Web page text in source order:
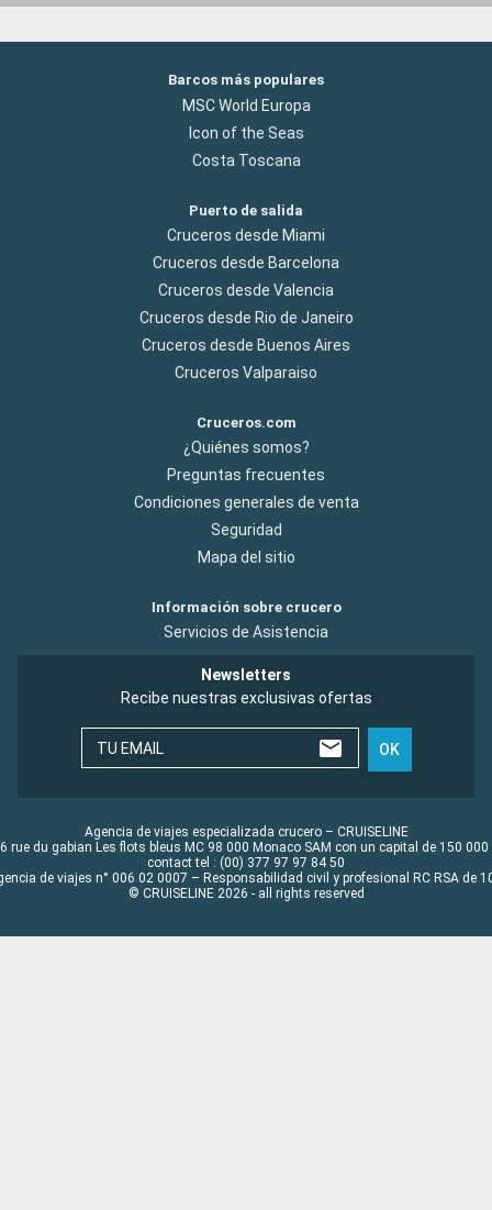
Barcos más populares
MSC World Europa
Icon of the Seas
Costa Toscana
Puerto de salida
Cruceros desde Miami
Cruceros desde Barcelona
Cruceros desde Valencia
Cruceros desde Rio de Janeiro
Cruceros desde Buenos Aires
Cruceros Valparaiso
Cruceros.com
¿Quiénes somos?
Preguntas frecuentes
Condiciones generales de venta
Seguridad
Mapa del sitio
Información sobre crucero
Servicios de Asistencia
Newsletters
Recibe nuestras exclusivas ofertas
TU EMAIL OK
Agencia de viajes especializada crucero – CRUISELINE
rue du gabian Les flots bleus MC 98 000 Monaco SAM con un capital de 150 000
contact tel : (00) 377 97 97 84 50
de viajes n° 006 02 0007 – Responsabilidad civil y profesional RC RSA de
© CRUISELINE 2026 - all rights reserved